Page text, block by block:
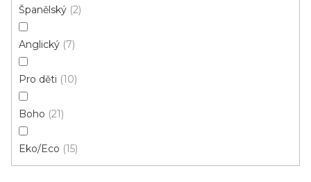
Španělský 2
Anglický 7
Pro děti 10
Boho 21
Eko/Eco 15